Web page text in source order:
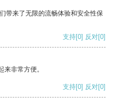
带来了无限的流畅体验和安全性保
支持[0] 反对[0]
非常方便。
支持[0] 反对[0]